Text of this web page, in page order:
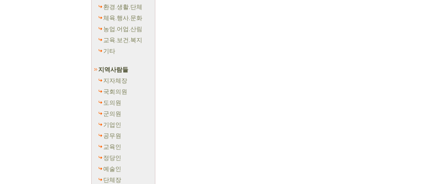
환경.생활.단체
체육.행사.문화
농업.어업.산림
교육.보건.복지
기타
지역사람들
지자체장
국회의원
도의원
군의원
기업인
공무원
교육인
정당인
예술인
단체장